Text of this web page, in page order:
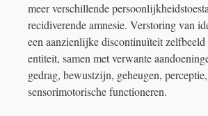
meer verschillende
recidiverende amnesie. Verstoring van
een aanzienlijke discontinuïteit zelfbeeld
entiteit, samen met verwante
gedrag, bewustzijn, geheugen,
sensorimotorische functioneren.